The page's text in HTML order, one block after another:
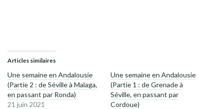
Articles similaires
Une semaine en Andalousie
(Partie 2 : de Séville à Malaga,
en passant par Ronda)
21 juin 2021
Une semaine en Andalousie
(Partie 1 : de Grenade à
Séville, en passant par
Cordoue)